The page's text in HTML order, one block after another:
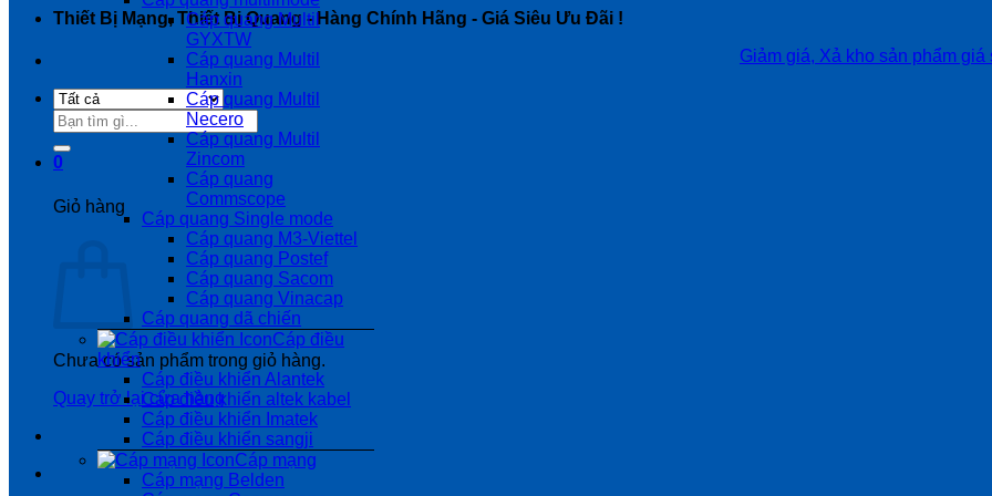
Thiết Bị Mạng, Thiết Bị Quang - Hàng Chính Hãng - Giá Siêu Ưu Đãi !
Giảm giá, Xả kho sản phẩm giá siêu
Tìm
kiếm:
0
Giỏ hàng
Chưa có sản phẩm trong giỏ hàng.
Quay trở lại cửa hàng
Cáp quang Multil
GYXTW
Cáp quang Multil
Hanxin
Cáp quang Multil
Necero
Cáp quang Multil
Zincom
Cáp quang
Commscope
Cáp quang Single mode
Cáp quang M3-Viettel
Cáp quang Postef
Cáp quang Sacom
Cáp quang Vinacap
Cáp quang dã chiến
Cáp điều
khiển
Cáp điều khiển Alantek
Cáp điều khiển altek kabel
Cáp điều khiển Imatek
Cáp điều khiển sangji
Cáp mạng
Cáp mạng Belden